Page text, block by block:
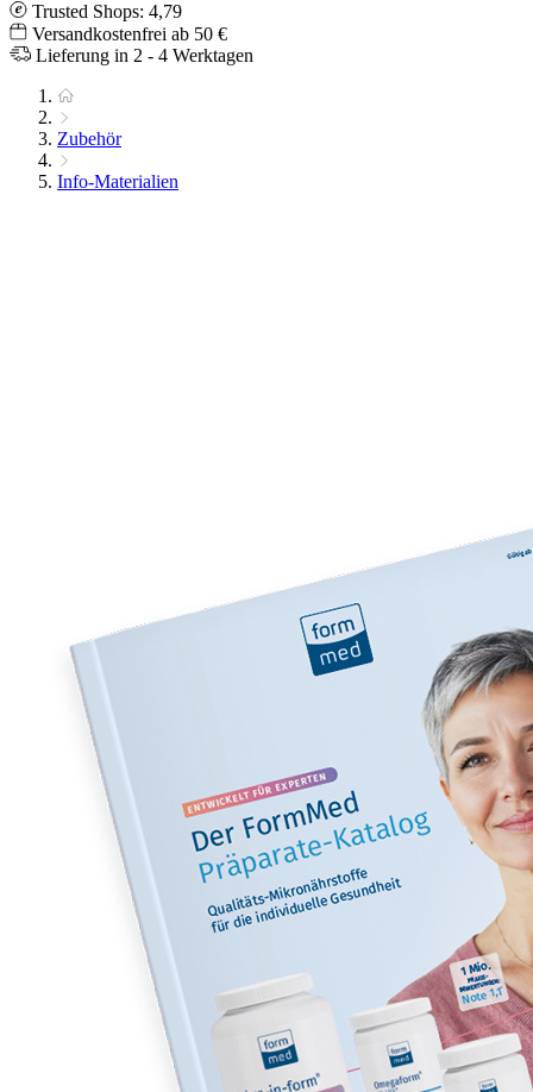
Trusted Shops: 4,79
Versandkostenfrei ab 50 €
Lieferung in 2 - 4 Werktagen
Zubehör
Info-Materialien